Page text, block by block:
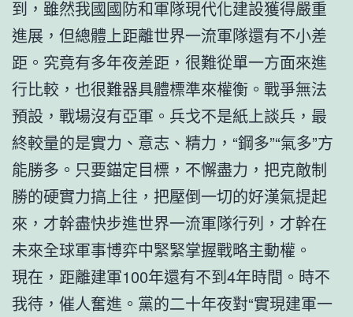
到，雖然我國國防和軍隊現代化建設獲得嚴重
進展，但總體上距離世界一流軍隊還有不小差
距。究竟有多年夜差距，很難從單一方面來進
行比較，也很難器具體標準來權衡。戰爭無法
預設，戰場沒有亞軍。兵戈不是紙上談兵，最
終較量的是實力、意志、精力，“鋼多”“氣多”方
能勝多。只要錨定目標，不懈盡力，把克敵制
勝的硬實力搞上往，把壓倒一切的好漢氣提起
來，才幹盡快步進世界一流軍隊行列，才幹在
未來全球軍事博弈中緊緊掌握戰略主動權。
現在，距離建軍100年還有不到4年時間。時不
我待，催人奮進。黨的二十年夜對“實現建軍一